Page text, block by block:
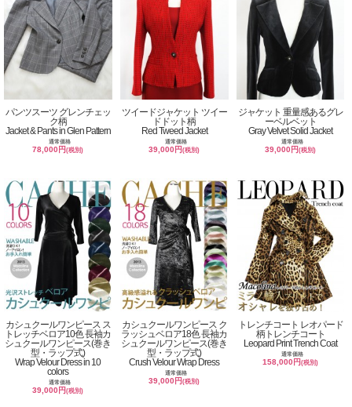
パンツスーツ グレンチェッ
ク柄
Jacket & Pants in Glen Pattern
通常価格
78,000円(税別)
ツイードジャケット ツイー
ドドット柄
Red Tweed Jacket
通常価格
39,000円(税別)
ジャケット 重量感あるグレ
ーベルベット
Gray Velvet Solid Jacket
通常価格
39,000円(税別)
カシュクールワンピース ス
トレッチベロア10色 長袖カ
シュクールワンピース(巻き
型・ラップ式)
Wrap Velour Dress in 10
colors
通常価格
39,000円(税別)
カシュクールワンピース ク
ラッシュベロア18色 長袖カ
シュクールワンピース(巻き
型・ラップ式)
Crush Velour Wrap Dress
通常価格
39,000円(税別)
トレンチコート レオパード
柄トレンチコート
Leopard Print Trench Coat
通常価格
158,000円(税別)